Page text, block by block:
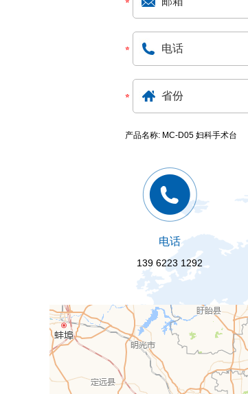
产品名称: MC-D05 妇科手术台
电话
139 6223 1292